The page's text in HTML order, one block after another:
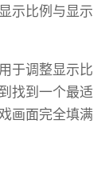
示比例与显示
于调整显示比
找到一个最适
画面完全填满